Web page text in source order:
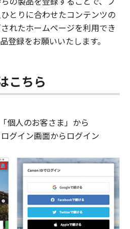
とりに合わせたコンテンツの
れたホームページを利用でき
登録をお願いいたします。
こちら
個人のお客さま」から
グイン画面からログイン